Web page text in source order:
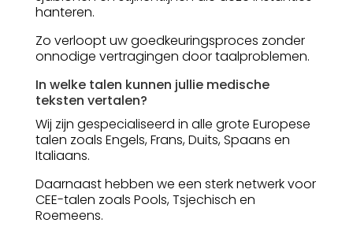
hanteren.
Zo verloopt uw goedkeuringsproces zonder
onnodige vertragingen door taalproblemen.
In welke talen kunnen jullie medische
teksten vertalen?
Wij zijn gespecialiseerd in alle grote Europese
talen zoals Engels, Frans, Duits, Spaans en
Italiaans.
Daarnaast hebben we een sterk netwerk voor
CEE-talen zoals Pools, Tsjechisch en
Roemeens.